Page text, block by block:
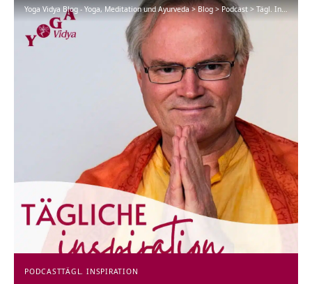
Yoga Vidya Blog - Yoga, Meditation und Ayurveda>Blog>Podcast>Tägl. Inspiration
PODCASTTÄGL. INSPIRATION